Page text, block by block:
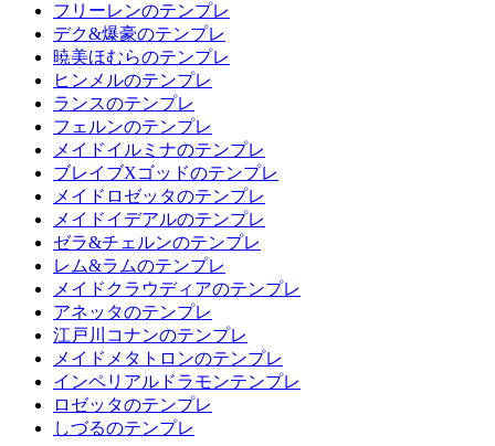
フリーレンのテンプレ
デク&爆豪のテンプレ
暁美ほむらのテンプレ
ヒンメルのテンプレ
ランスのテンプレ
フェルンのテンプレ
メイドイルミナのテンプレ
ブレイブXゴッドのテンプレ
メイドロゼッタのテンプレ
メイドイデアルのテンプレ
ゼラ&チェルンのテンプレ
レム&ラムのテンプレ
メイドクラウディアのテンプレ
アネッタのテンプレ
江戸川コナンのテンプレ
メイドメタトロンのテンプレ
インペリアルドラモンテンプレ
ロゼッタのテンプレ
しづるのテンプレ